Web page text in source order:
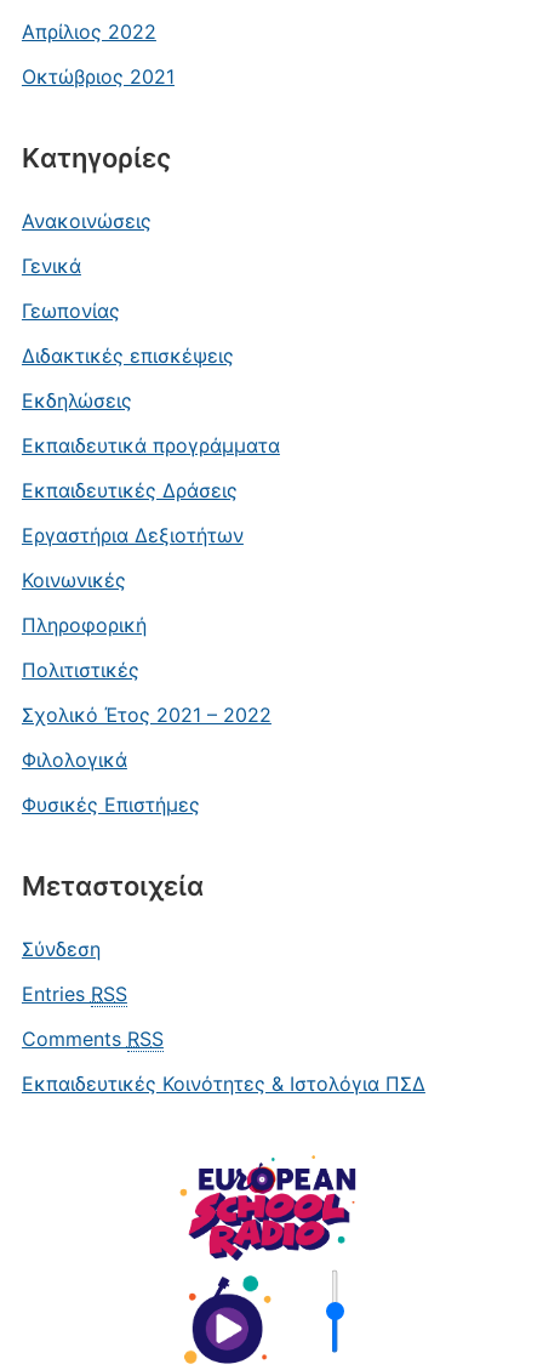
Απρίλιος 2022
Οκτώβριος 2021
Kατηγορίες
Ανακοινώσεις
Γενικά
Γεωπονίας
Διδακτικές επισκέψεις
Εκδηλώσεις
Εκπαιδευτικά προγράμματα
Εκπαιδευτικές Δράσεις
Εργαστήρια Δεξιοτήτων
Κοινωνικές
Πληροφορική
Πολιτιστικές
Σχολικό Έτος 2021 – 2022
Φιλολογικά
Φυσικές Επιστήμες
Μεταστοιχεία
Σύνδεση
Entries RSS
Comments RSS
Εκπαιδευτικές Κοινότητες & Ιστολόγια ΠΣΔ